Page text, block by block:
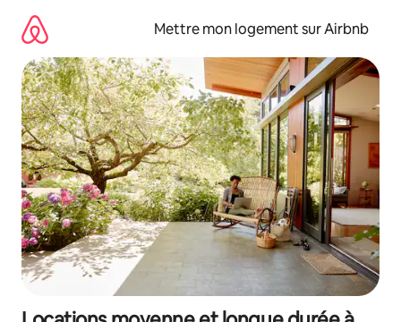
directement
contenu
Mettre mon logement sur Airbnb